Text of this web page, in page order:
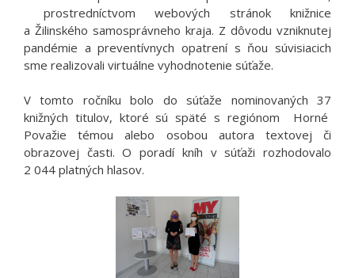
prostredníctvom webových stránok knižnice
a Žilinského samosprávneho kraja. Z dôvodu vzniknutej
pandémie a preventívnych opatrení s ňou súvisiacich
sme realizovali virtuálne vyhodnotenie súťaže.
V tomto ročníku bolo do súťaže nominovaných 37
knižných titulov, ktoré sú späté s regiónom Horné
Považie témou alebo osobou autora textovej či
obrazovej časti. O poradí kníh v súťaži rozhodovalo
2 044 platných hlasov.